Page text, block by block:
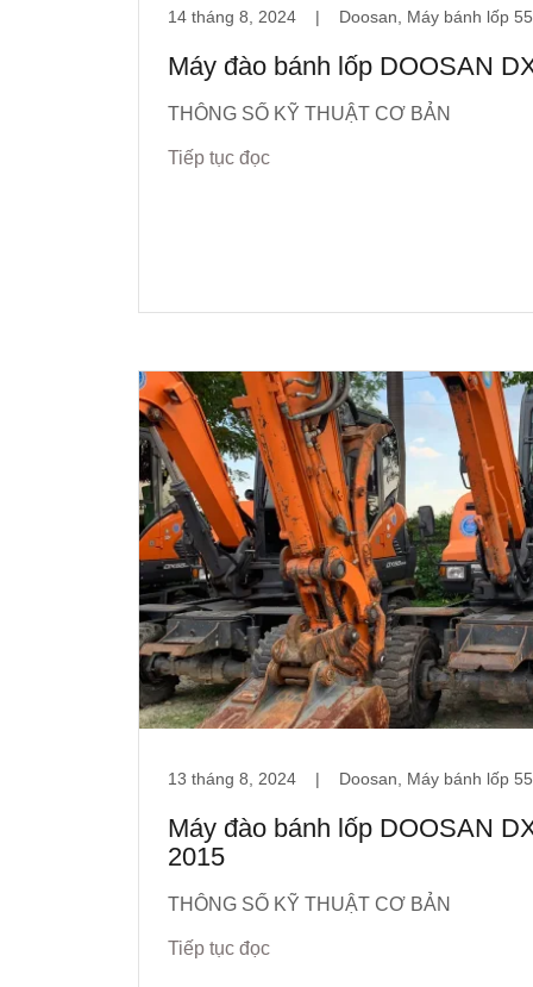
14 tháng 8, 2024 | Doosan, Máy bánh lốp 55
Máy đào bánh lốp DOOSAN
THÔNG SỐ KỸ THUẬT CƠ BẢN
Tiếp tục đọc
13 tháng 8, 2024 | Doosan, Máy bánh lốp 55
Máy đào bánh lốp DOOSAN
2015
THÔNG SỐ KỸ THUẬT CƠ BẢN
Tiếp tục đọc